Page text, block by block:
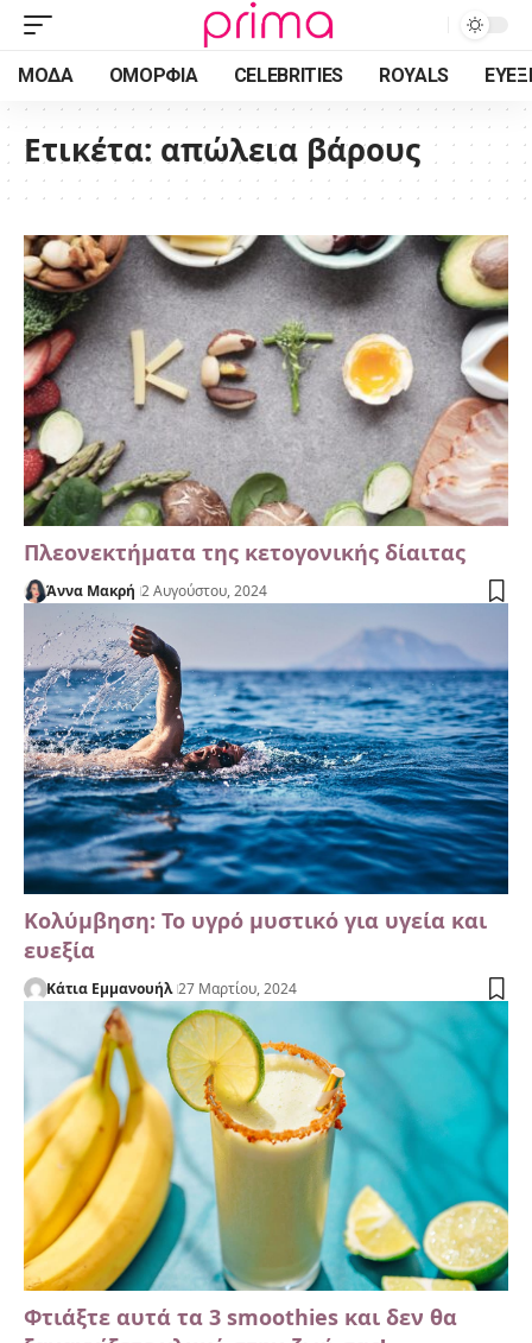
ΜΌΔΑ ΟΜΟΡΦΙΆ CELEBRITIES ROYALS
Ετικέτα: απώλεια βάρους
Πλεονεκτήματα της κετογονικής δίαιτας
Άννα Μακρή 2 Αυγούστου, 2024
Κολύμβηση: Το υγρό μυστικό για υγεία και
ευεξία
Κάτια Εμμανουήλ 27 Μαρτίου, 2024
Φτιάξτε αυτά τα 3 smoothies και δεν θα